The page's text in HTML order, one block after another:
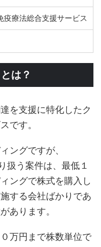
疫療法総合支援サービス
は？
を支援に特化したク
です。
ングですが、
扱う案件は、最低１
ングで株式を購入し
する会社ばかりであ
あります。
万円まで株数単位で